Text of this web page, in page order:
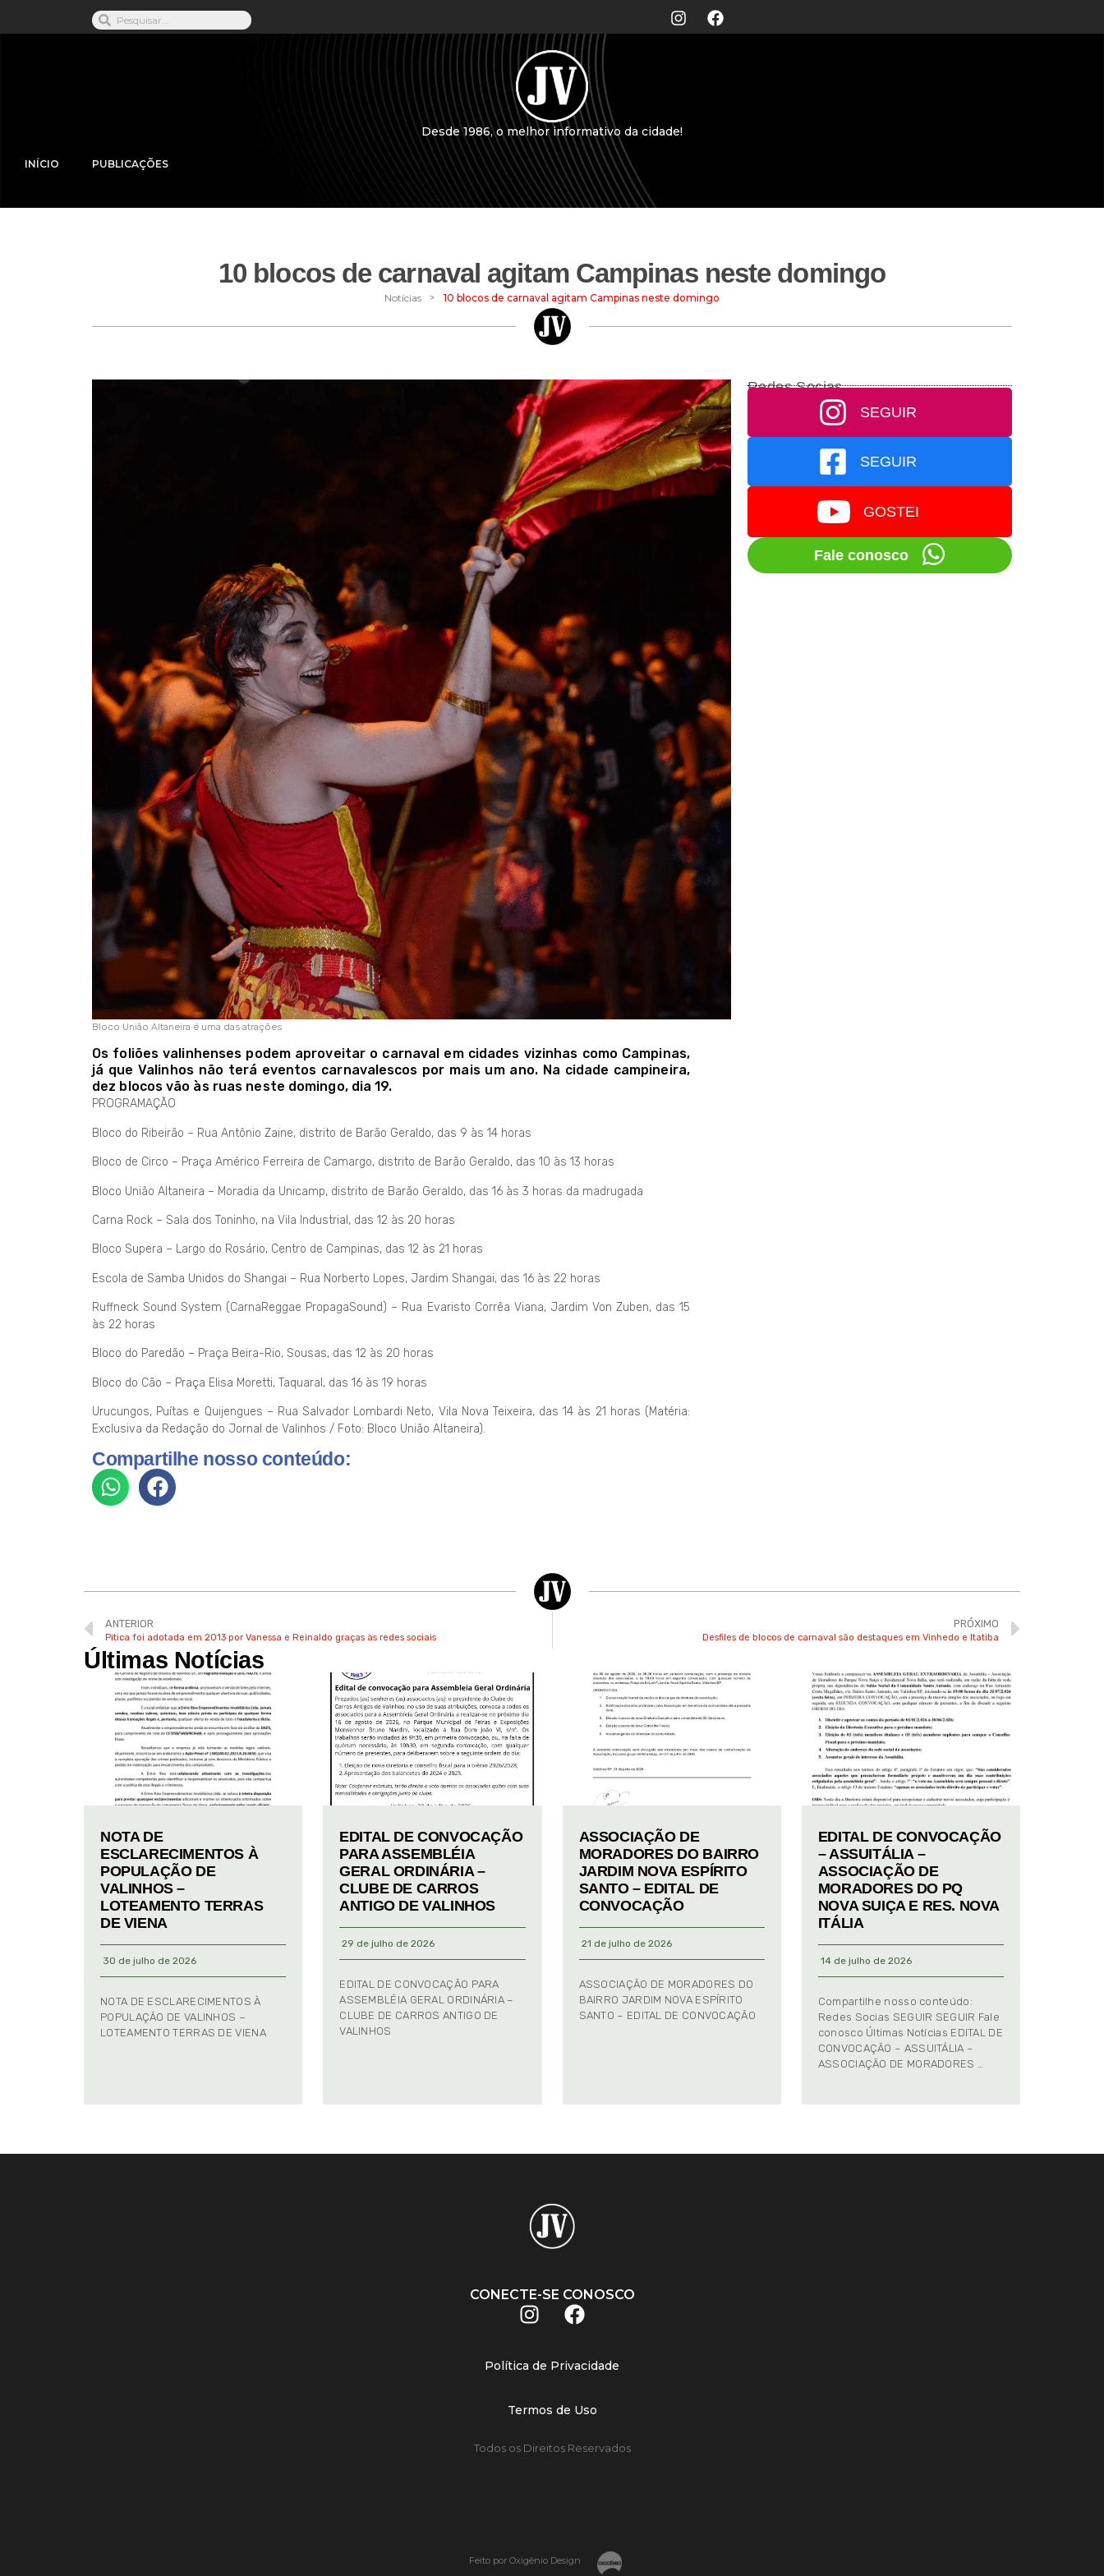
Desde 1986, o melhor informativo da cidade!
INÍCIO PUBLICAÇÕES
10 blocos de carnaval agitam Campinas neste domingo
Notícias > 10 blocos de carnaval agitam Campinas neste domingo
Bloco União Altaneira é uma das atrações
Os foliões valinhenses podem aproveitar o carnaval em cidades vizinhas como Campinas,
já que Valinhos não terá eventos carnavalescos por mais um ano. Na cidade campineira,
dez blocos vão às ruas neste domingo, dia 19.
PROGRAMAÇÃO
Bloco do Ribeirão – Rua Antônio Zaine, distrito de Barão Geraldo, das 9 às 14 horas
Bloco de Circo – Praça Américo Ferreira de Camargo, distrito de Barão Geraldo, das 10 às 13 horas
Bloco União Altaneira – Moradia da Unicamp, distrito de Barão Geraldo, das 16 às 3 horas da madrugada
Carna Rock – Sala dos Toninho, na Vila Industrial, das 12 às 20 horas
Bloco Supera – Largo do Rosário, Centro de Campinas, das 12 às 21 horas
Escola de Samba Unidos do Shangai – Rua Norberto Lopes, Jardim Shangai, das 16 às 22 horas
Ruffneck Sound System (CarnaReggae PropagaSound) – Rua Evaristo Corrêa Viana, Jardim Von Zuben, das 15
às 22 horas
Bloco do Paredão – Praça Beira-Rio, Sousas, das 12 às 20 horas
Bloco do Cão – Praça Elisa Moretti, Taquaral, das 16 às 19 horas
Urucungos, Puítas e Quijengues – Rua Salvador Lombardi Neto, Vila Nova Teixeira, das 14 às 21 horas (Matéria:
Exclusiva da Redação do Jornal de Valinhos / Foto: Bloco União Altaneira).
Compartilhe nosso conteúdo:
Redes Socias
SEGUIR
SEGUIR
GOSTEI
Fale conosco
ANTERIOR
Pitica foi adotada em 2013 por Vanessa e Reinaldo graças às redes sociais
PRÓXIMO
Desfiles de blocos de carnaval são destaques em Vinhedo e Itatiba
Últimas Notícias
NOTA DE
ESCLARECIMENTOS À
POPULAÇÃO DE
VALINHOS –
LOTEAMENTO TERRAS
DE VIENA
30 de julho de 2026
NOTA DE ESCLARECIMENTOS À
POPULAÇÃO DE VALINHOS –
LOTEAMENTO TERRAS DE VIENA
EDITAL DE CONVOCAÇÃO
PARA ASSEMBLÉIA
GERAL ORDINÁRIA –
CLUBE DE CARROS
ANTIGO DE VALINHOS
29 de julho de 2026
EDITAL DE CONVOCAÇÃO PARA
ASSEMBLÉIA GERAL ORDINÁRIA –
CLUBE DE CARROS ANTIGO DE
VALINHOS
ASSOCIAÇÃO DE
MORADORES DO BAIRRO
JARDIM NOVA ESPÍRITO
SANTO – EDITAL DE
CONVOCAÇÃO
21 de julho de 2026
ASSOCIAÇÃO DE MORADORES DO
BAIRRO JARDIM NOVA ESPÍRITO
SANTO – EDITAL DE CONVOCAÇÃO
EDITAL DE CONVOCAÇÃO
– ASSUITÁLIA –
ASSOCIAÇÃO DE
MORADORES DO PQ
NOVA SUIÇA E RES. NOVA
ITÁLIA
14 de julho de 2026
Compartilhe nosso conteúdo:
Redes Socias SEGUIR SEGUIR Fale
conosco Últimas Notícias EDITAL DE
CONVOCAÇÃO – ASSUITÁLIA –
ASSOCIAÇÃO DE MORADORES …
CONECTE-SE CONOSCO
Política de Privacidade
Termos de Uso
Todos os Direitos Reservados
Feito por Oxigênio Design